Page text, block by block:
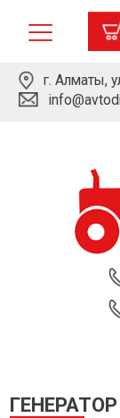
г. Алматы,